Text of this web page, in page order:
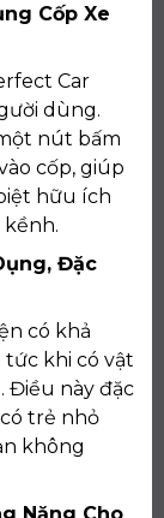
Cốp Xe
Car
dùng.
nút bấm
cốp, giúp
hữu ích
kềnh.
Đặc
có khả
tức khi có vật
Điều này đặc
trẻ nhỏ
không